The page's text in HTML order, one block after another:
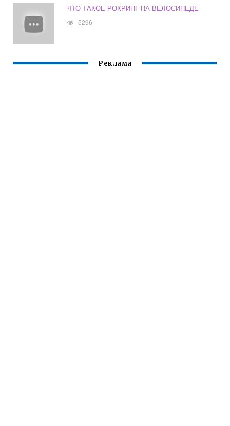
ЧТО ТАКОЕ РОКРИНГ НА ВЕЛОСИПЕДЕ
5296
Реклама